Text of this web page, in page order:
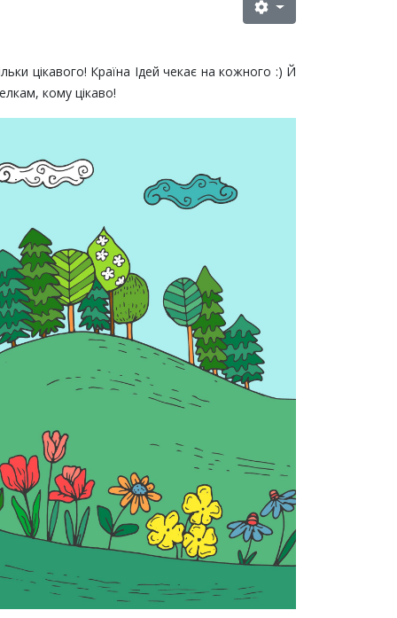
цікавого! Країна Ідей чекає на кожного :) Й
кому цікаво!